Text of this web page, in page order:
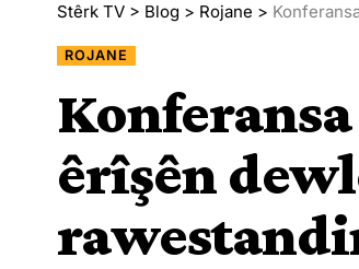
Stêrk TV > Blog > Rojane >
ROJANE
êrîşên